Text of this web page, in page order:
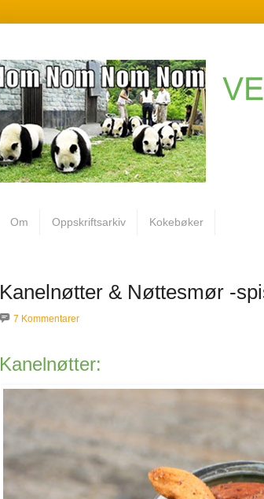
Om Oppskriftsarkiv Kokebøker
Kanelnøtter & Nøttesmør -
7 Kommentarer
Kanelnøtter: